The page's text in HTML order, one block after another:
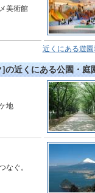
美術館
近くにある遊
の近くにある公園・庭
地
なぐ。